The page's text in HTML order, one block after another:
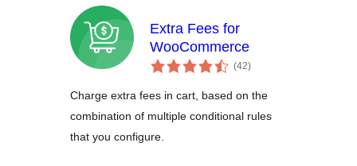
Extra Fees for
WooCommerce
(42укупних
оцена
)
Charge extra fees in cart, based on the
combination of multiple conditional rules
that you configure.